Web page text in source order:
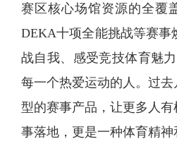
赛区核心场馆资源的全覆
DEKA十项全能挑战等赛
战自我、感受竞技体育魅
每一个热爱运动的人。过
型的赛事产品，让更多人
事落地，更是一种体育精